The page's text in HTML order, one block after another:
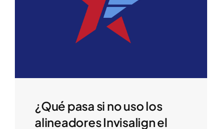
¿Qué pasa si no uso los
alineadores Invisalign el